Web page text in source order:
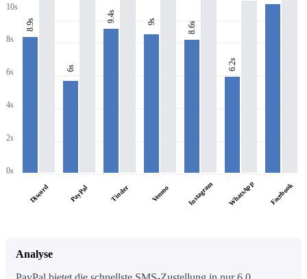
10s
8s
6s
4s
2s
0s
8.9s
Discord
6s
PayPal
9.4s
Tinder
9s
Venmo
8.6s
Instagram
6.2s
WhatsApp Facebook
Analyse